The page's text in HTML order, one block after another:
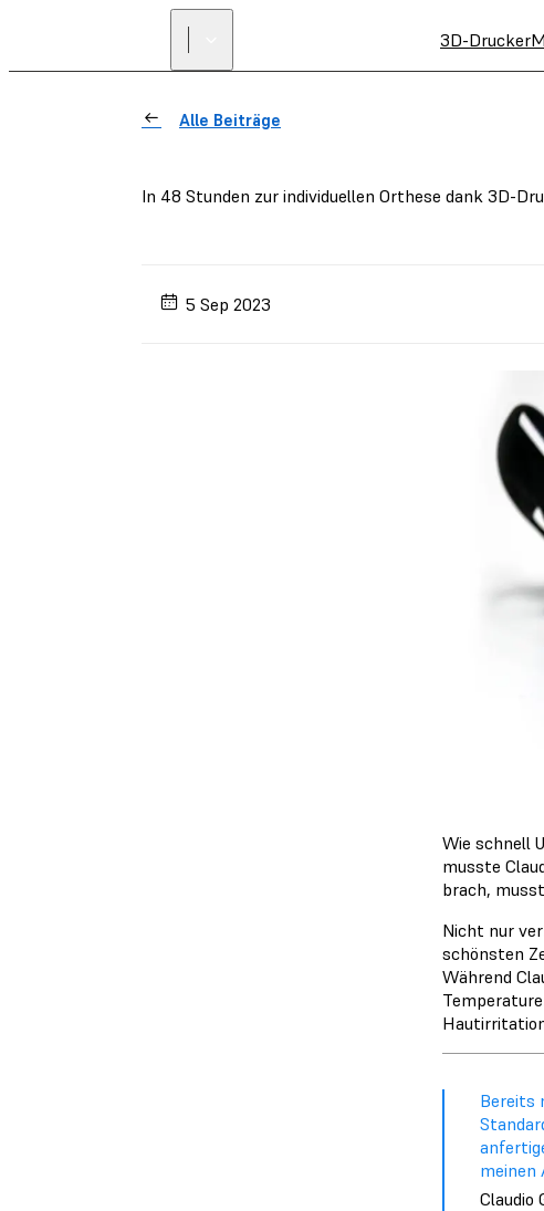
3D-Drucker
Alle Beiträge
In 48 Stunden zur individuellen Orthese dank 3D-
5 Sep 2023
Wie schnell
musste
brach,
Nicht nur
schönsten
Während
Bereits
meinen
Claudio